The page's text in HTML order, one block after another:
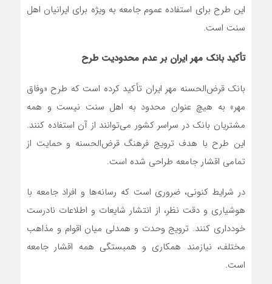
این طرح برای استفاده عموم جامعه به ویژه برای ایرانیان اهل
سنت است.
تأکید بانک مهر ایران بر عدم محدودیت طرح
بانک قرض‌الحسنه مهر ایران تأکید کرده است که طرح «وفاق
مهر» به هیچ عنوان محدود به اهل سنت نیست و همه
مشتریان بانک در سراسر کشور می‌توانند از آن استفاده کنند.
این طرح با هدف ترویج فرهنگ قرض‌الحسنه و حمایت از
تمامی اقشار جامعه طراحی شده است.
در شرایط کنونی، ضروری است که رسانه‌ها و افراد جامعه با
هوشیاری و دقت نظر، از انتشار شایعات و اطلاعات نادرست
خودداری کنند. ترویج وحدت و همدلی میان اقوام و مذاهب
مختلف، نیازمند همکاری و همبستگی همه اقشار جامعه
است.